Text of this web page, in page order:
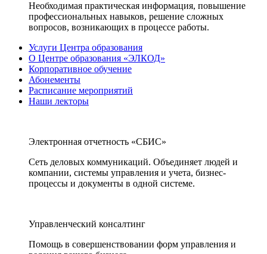
Необходимая практическая информация, повышение
профессиональных навыков, решение сложных
вопросов, возникающих в процессе работы.
Услуги Центра образования
О Центре образования «ЭЛКОД»
Корпоративное обучение
Абонементы
Расписание мероприятий
Наши лекторы
Электронная отчетность «СБИС»
Сеть деловых коммуникаций. Объединяет людей и
компании, системы управления и учета, бизнес-
процессы и документы в одной системе.
Управленческий консалтинг
Помощь в совершенствовании форм управления и